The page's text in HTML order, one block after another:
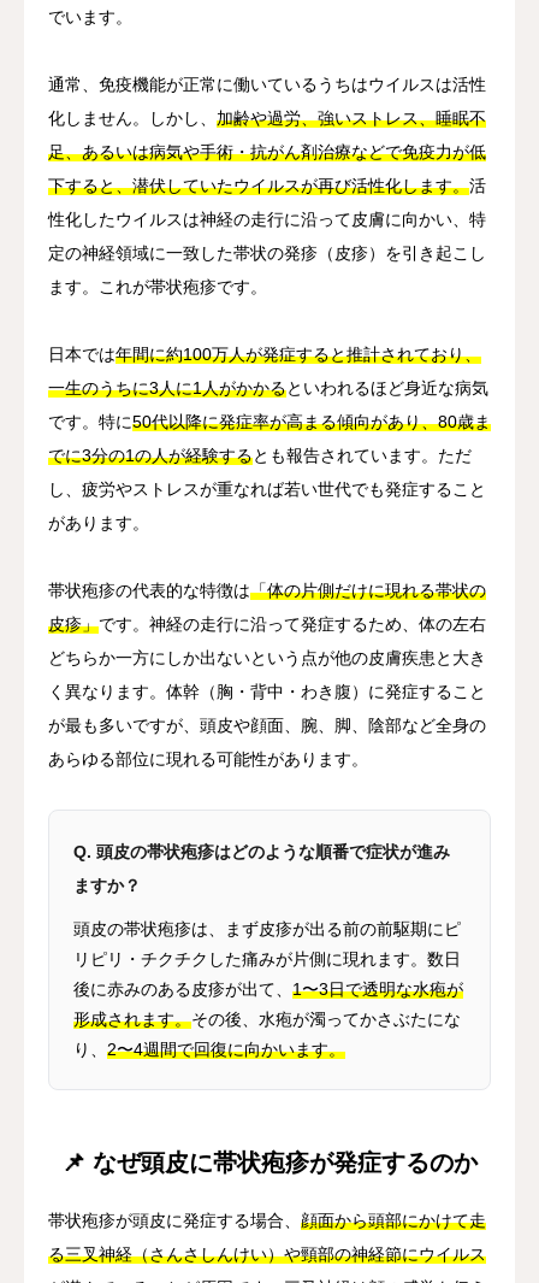
でいます。
通常、免疫機能が正常に働いているうちはウイルスは活性
化しません。しかし、 加齢や過労、強いストレス、睡眠不
足、あるいは病気や手術・抗がん剤治療などで免疫力が低
下すると、潜伏していたウイルスが再び活性化します。活
性化したウイルスは神経の走行に沿って皮膚に向かい、特
定の神経領域に一致した帯状の発疹（皮疹）を引き起こし
ます。これが帯状疱疹です。
日本では年間に約100万人が発症すると推計されており、
一生のうちに3人に1人がかかるといわれるほど身近な病気
です。特に50代以降に発症率が高まる傾向があり、80歳ま
でに3分の1の人が経験するとも報告されています。ただ
し、疲労やストレスが重なれば若い世代でも発症すること
があります。
帯状疱疹の代表的な特徴は「体の片側だけに現れる帯状の
皮疹」です。神経の走行に沿って発症するため、体の左右
どちらか一方にしか出ないという点が他の皮膚疾患と大き
く異なります。体幹（胸・背中・わき腹）に発症すること
が最も多いですが、頭皮や顔面、腕、脚、陰部など全身の
あらゆる部位に現れる可能性があります。
Q. 頭皮の帯状疱疹はどのような順番で症状が進み
ますか？
頭皮の帯状疱疹は、まず皮疹が出る前の前駆期にピ
リピリ・チクチクした痛みが片側に現れます。数日
後に赤みのある皮疹が出て、 1〜3日で透明な水疱が
形成されます。その後、水疱が濁ってかさぶたにな
り、 2〜4週間で回復に向かいます。
📌 なぜ頭皮に帯状疱疹が発症するのか
帯状疱疹が頭皮に発症する場合、 顔面から頭部にかけて走
る三叉神経（さんさしんけい）や頸部の神経節にウイルス